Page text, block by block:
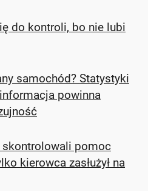
do kontroli, bo nie lubi
samochód? Statystyki
powinna
skontrolowali pomoc
kierowca zasłużył na